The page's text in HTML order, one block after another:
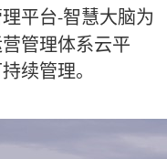
平台-智慧大脑为
管理体系云平
续管理。